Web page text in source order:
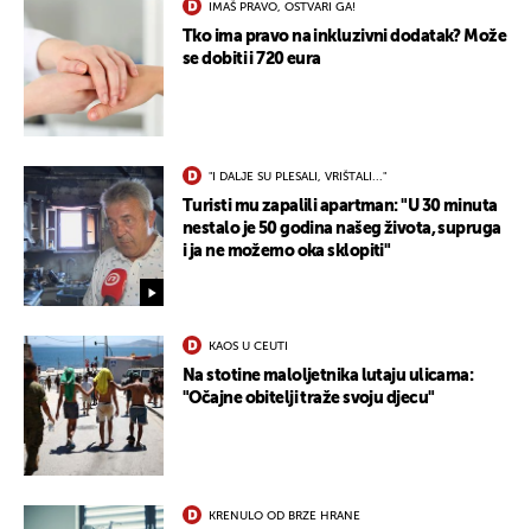
IMAŠ PRAVO, OSTVARI GA!
Tko ima pravo na inkluzivni dodatak? Može
se dobiti i 720 eura
"I DALJE SU PLESALI, VRIŠTALI..."
Turisti mu zapalili apartman: "U 30 minuta
nestalo je 50 godina našeg života, supruga
i ja ne možemo oka sklopiti"
KAOS U CEUTI
Na stotine maloljetnika lutaju ulicama:
"Očajne obitelji traže svoju djecu"
KRENULO OD BRZE HRANE